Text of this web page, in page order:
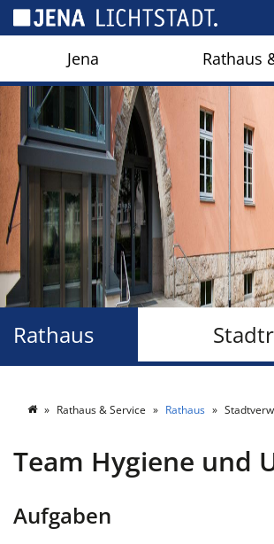
Jena Rathaus
Rathaus
Rathaus & Service Rathaus
Team Hygiene und
Aufgaben
Cookie-Einstellungen